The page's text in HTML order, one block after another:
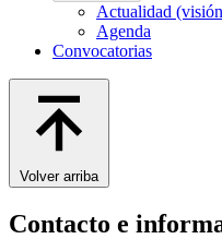
Actualidad
Agenda
Convocatorias
Volver arriba
Contacto e